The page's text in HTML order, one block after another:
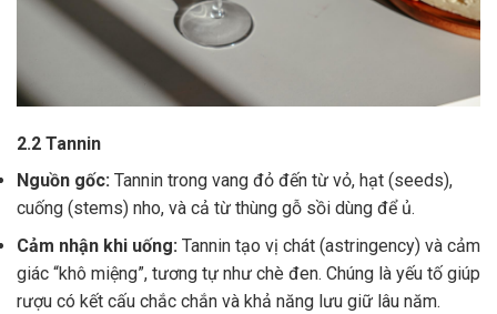
2.2 Tannin
Nguồn gốc: Tannin trong vang đỏ đến từ vỏ, hạt (seeds),
cuống (stems) nho, và cả từ thùng gỗ sồi dùng để ủ.
Cảm nhận khi uống: Tannin tạo vị chát (astringency) và cảm
giác “khô miệng”, tương tự như chè đen. Chúng là yếu tố giúp
rượu có kết cấu chắc chắn và khả năng lưu giữ lâu năm.